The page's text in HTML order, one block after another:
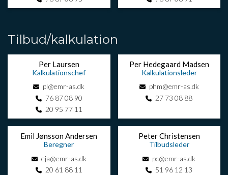
Tilbud/kalkulation
Per Laursen
Kalkulationschef
pl@emr-as.dk
76 87 08 90
20 95 77 11
Per Hedegaard Madsen
Kalkulationsleder
phm@emr-as.dk
27 73 08 88
Emil Jønsson Andersen
Beregner
eja@emr-as.dk
20 61 88 11
Peter Christensen
Tilbudsleder
pc@emr-as.dk
51 96 12 13